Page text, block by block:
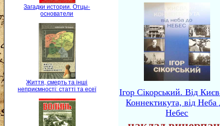
Загадки истории. Отцы-
основатели
Життя, смерть та інші
неприємності: статті та есеї
Ігор Сікорський. Від
Коннектикута, від Неба
Небес